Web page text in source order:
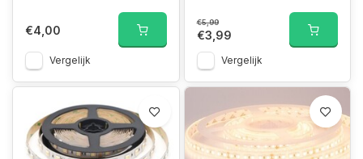
€4,00
Vergelijk
€5,99
€3,99
Vergelijk